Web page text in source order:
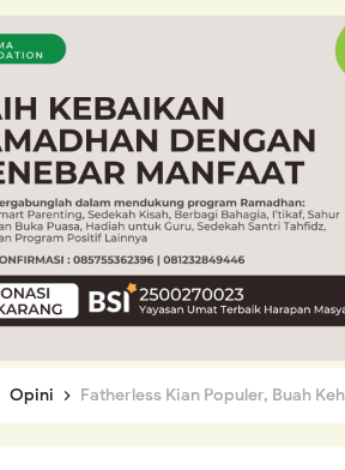
Opini Fatherless Kian Populer, Buah